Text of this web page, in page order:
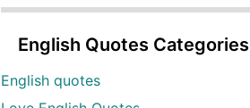
English Quotes Categories
English quotes